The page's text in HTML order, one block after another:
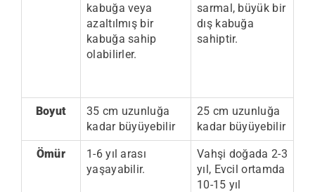
kabuğa veya
azaltılmış bir
kabuğa sahip
olabilirler.
sarmal, büyük bir
dış kabuğa
sahiptir.
Boyut
35 cm uzunluğa
kadar büyüyebilir
25 cm uzunluğa
kadar büyüyebilir
Ömür
1-6 yıl arası
yaşayabilir.
Vahşi doğada 2-3
yıl, Evcil ortamda
10-15 yıl